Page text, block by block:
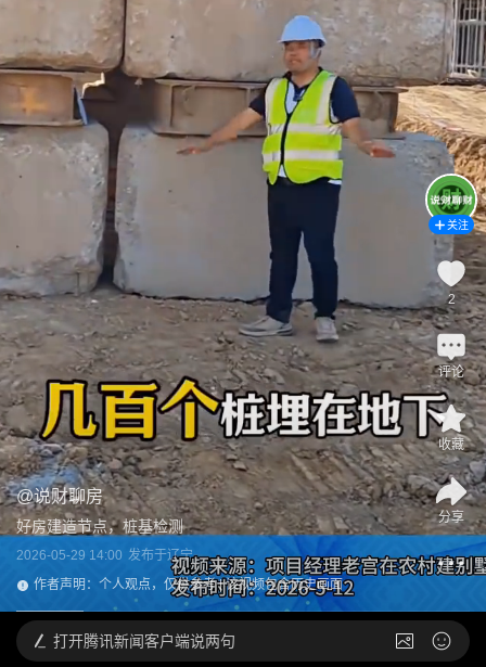
@说财聊房
好房建造节点，桩基检测
2026-05-29 14:00 发布于辽宁
作者声明：个人观点，仅供参考 | 该视频包含历史画面
关注
2
评论
收藏
分享
打开腾讯新闻客户端说两句